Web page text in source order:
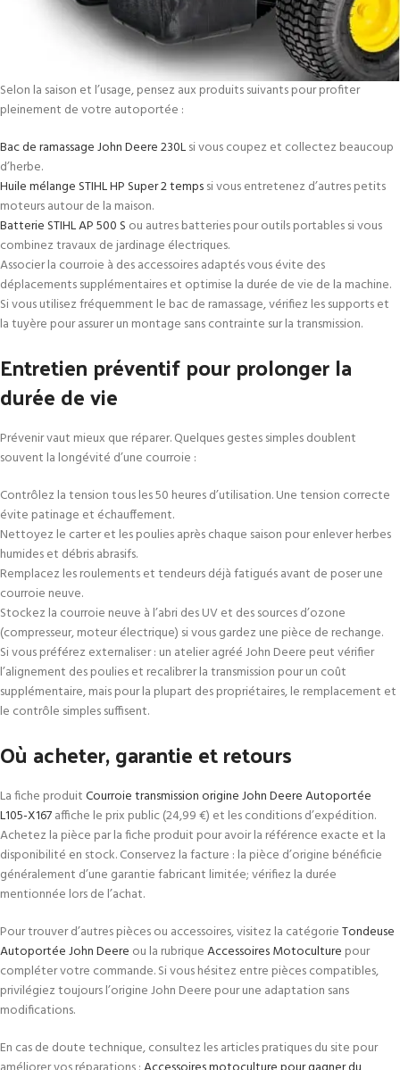
Selon la saison et l’usage, pensez aux produits suivants pour profiter
pleinement de votre autoportée :
Bac de ramassage John Deere 230Lsi vous coupez et collectez beaucoup
d’herbe.
Huile mélange STIHL HP Super 2 tempssi vous entretenez d’autres petits
moteurs autour de la maison.
Batterie STIHL AP 500 S ou autres batteries pour outils portables si vous
combinez travaux de jardinage électriques.
Associer la courroie à des accessoires adaptés vous évite des
déplacements supplémentaires et optimise la durée de vie de la machine.
Si vous utilisez fréquemment le bac de ramassage, vérifiez les supports et
la tuyère pour assurer un montage sans contrainte sur la transmission.
Entretien préventif pour prolonger la
durée de vie
Prévenir vaut mieux que réparer. Quelques gestes simples doublent
souvent la longévité d’une courroie :
Contrôlez la tension tous les 50 heures d’utilisation. Une tension correcte
évite patinage et échauffement.
Nettoyez le carter et les poulies après chaque saison pour enlever herbes
humides et débris abrasifs.
Remplacez les roulements et tendeurs déjà fatigués avant de poser une
courroie neuve.
Stockez la courroie neuve à l’abri des UV et des sources d’ozone
(compresseur, moteur électrique) si vous gardez une pièce de rechange.
Si vous préférez externaliser : un atelier agréé John Deere peut vérifier
l’alignement des poulies et recalibrer la transmission pour un coût
supplémentaire, mais pour la plupart des propriétaires, le remplacement et
le contrôle simples suffisent.
Où acheter, garantie et retours
La fiche produitCourroie transmission origine John Deere Autoportée
L105-X167affiche le prix public (24,99 €) et les conditions d’expédition.
Achetez la pièce par la fiche produit pour avoir la référence exacte et la
disponibilité en stock. Conservez la facture : la pièce d’origine bénéficie
généralement d’une garantie fabricant limitée; vérifiez la durée
mentionnée lors de l’achat.
Pour trouver d’autres pièces ou accessoires, visitez la catégorieTondeuse
Autoportée John Deere ou la rubriqueAccessoires Motoculture pour
compléter votre commande. Si vous hésitez entre pièces compatibles,
privilégiez toujours l’origine John Deere pour une adaptation sans
modifications.
En cas de doute technique, consultez les articles pratiques du site pour